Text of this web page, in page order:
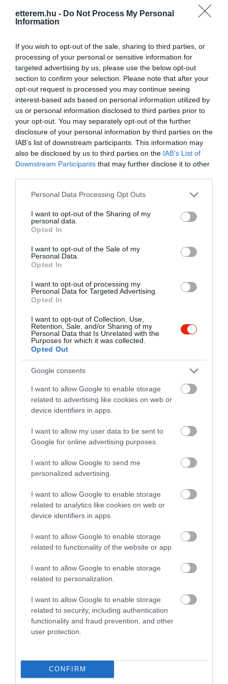
etterem.hu - Do Not Process My Personal
Information
If you wish to opt-out of the sale, sharing to third parties, or
processing of your personal or sensitive information for
targeted advertising by us, please use the below opt-out
section to confirm your selection. Please note that after your
opt-out request is processed you may continue seeing
interest-based ads based on personal information utilized by
us or personal information disclosed to third parties prior to
your opt-out. You may separately opt-out of the further
disclosure of your personal information by third parties on the
IAB’s list of downstream participants. This information may
also be disclosed by us to third parties on the IAB’s List of
Downstream Participants that may further disclose it to other
Please note that this website/app uses one or more Google
not limited to your visit or usage behaviour. You may click to
grant or deny consent to Google and its third-party tags to
use your data for below specified purposes in below Google
consent section.
Personal Data Processing Opt Outs
I want to opt-out of the Sharing of my
personal data.
Opted In
I want to opt-out of the Sale of my
Personal Data.
Opted In
I want to opt-out of processing my
Personal Data for Targeted Advertising.
Opted In
I want to opt-out of Collection, Use,
Retention, Sale, and/or Sharing of my
Personal Data that Is Unrelated with the
Purposes for which it was collected.
Opted Out
Google consents
I want to allow Google to enable storage
related to advertising like cookies on web or
device identifiers in apps.
I want to allow my user data to be sent to
Google for online advertising purposes.
I want to allow Google to send me
personalized advertising.
I want to allow Google to enable storage
related to analytics like cookies on web or
device identifiers in apps.
I want to allow Google to enable storage
related to functionality of the website or app.
I want to allow Google to enable storage
related to personalization.
I want to allow Google to enable storage
related to security, including authentication
functionality and fraud prevention, and other
user protection.
CONFIRM
balatoni kézműves borokkal.
környezetben fogyasztjuk, mely
lelkünket is jobbá és szebbé teszi. Ezért
dolgozunk minden nap és ezért kínáljuk
olyan Isten áldotta szép helyen
ételeinket s borainkat, mint a lellei
Kishegy.
Kapcsolat
+36 20 326 9375
info@hegyicsarda.hu
www.hegyicsarda.hu
fb.com/hegyicsarda/timeline?ref=page_internal
Te vagy a tulajdonos?
Értékelések
5.0
Összesen 1
5 1
3 0